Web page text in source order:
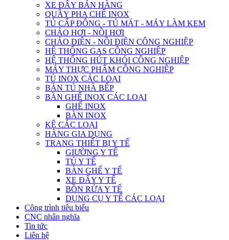
XE ĐẨY BÁN HÀNG
QUẦY PHA CHẾ INOX
TỦ CẤP ĐÔNG - TỦ MÁT - MÁY LÀM KEM
CHẢO HƠI - NỒI HƠI
CHẢO ĐIỆN - NỒI ĐIỆN CÔNG NGHIỆP
HỆ THỐNG GAS CÔNG NGHIỆP
HỆ THỐNG HÚT KHÓI CÔNG NGHIỆP
MÁY THỰC PHẨM CÔNG NGHIỆP
TỦ INOX CÁC LOẠI
BÀN TỦ NHÀ BẾP
BÀN GHẾ INOX CÁC LOẠI
GHẾ INOX
BÀN INOX
KỆ CÁC LOẠI
HÀNG GIA DỤNG
TRANG THIẾT BỊ Y TẾ
GIƯỜNG Y TẾ
TỦ Y TẾ
BÀN GHẾ Y TẾ
XE ĐẨY Y TẾ
BỒN RỬA Y TẾ
DỤNG CỤ Y TẾ CÁC LOẠI
Công trình tiêu biểu
CNC nhân nghĩa
Tin tức
Liên hệ